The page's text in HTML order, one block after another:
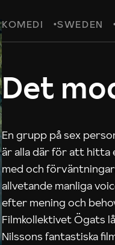
KOMEDI SWEDEN
Det
En grupp på sex
är alla där för att hitta
med och
allvetande manliga
efter mening och
Filmkollektivet Ögats
Nilssons fantastiska